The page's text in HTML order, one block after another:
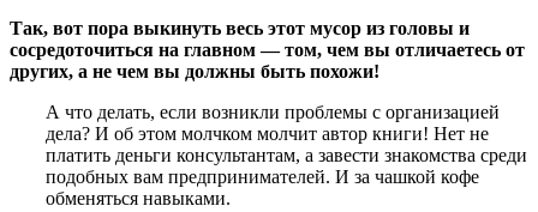
Так, вот пора выкинуть весь этот мусор из головы и
сосредоточиться на главном — том, чем вы отличаетесь от
других, а не чем вы должны быть похожи!
А что делать, если возникли проблемы с организацией
дела? И об этом молчком молчит автор книги! Нет не
платить деньги консультантам, а завести знакомства среди
подобных вам предпринимателей. И за чашкой кофе
обменяться навыками.